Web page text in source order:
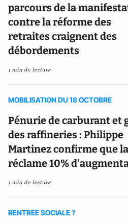
parcours de la
contre la réforme des
retraites craignent des
débordements
1 min de lecture
MOBILISATION DU 18 OCTOBRE
Pénurie de carburant et
des raffineries : Philippe
Martinez confirme que la
réclame 10%
1 min de lecture
RENTREE SOCIALE ?